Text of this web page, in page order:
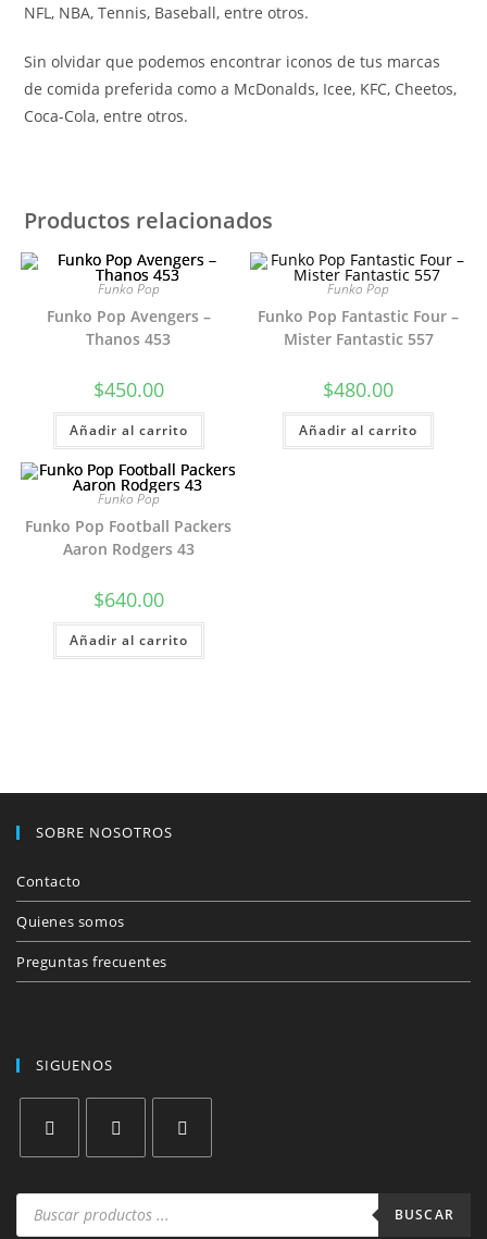
NFL, NBA, Tennis, Baseball, entre otros.
Sin olvidar que podemos encontrar iconos de tus marcas
de comida preferida como a McDonalds, Icee, KFC, Cheetos,
Coca-Cola, entre otros.
Productos relacionados
Funko Pop
Funko Pop Avengers –
Thanos 453
$450.00
Añadir al carrito
Funko Pop
Funko Pop Fantastic Four –
Mister Fantastic 557
$480.00
Añadir al carrito
Funko Pop
Funko Pop Football Packers
Aaron Rodgers 43
$640.00
Añadir al carrito
SOBRE NOSOTROS
Contacto
Quienes somos
Preguntas frecuentes
SIGUENOS
abre
en
abre
en
abre
en
Búsqueda
productos
BUSCAR